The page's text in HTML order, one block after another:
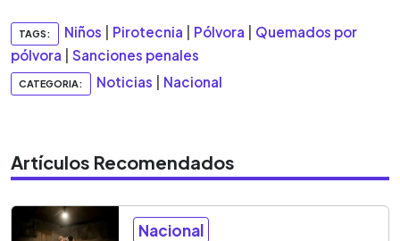
TAGS: Niños Pirotecnia Pólvora
Quemados por
pólvora
Sanciones penales
CATEGORIA: Noticias Nacional
Artículos Recomendados
Nacional